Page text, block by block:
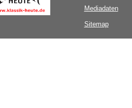
Mediadaten
Sitemap